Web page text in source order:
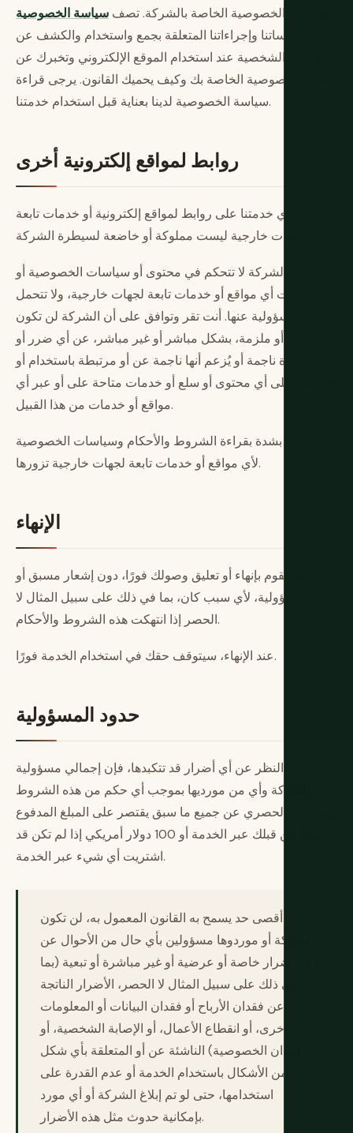
لسياسة الخصوصية الخاصة بالشركة. تصف سياسة الخصوصية
سياساتنا وإجراءاتنا المتعلقة بجمع واستخدام والكشف عن
معلوماتك الشخصية عند استخدام الموقع الإلكتروني وتخبرك عن
حقوق الخصوصية الخاصة بك وكيف يحميك القانون. يرجى قراءة
سياسة الخصوصية لدينا بعناية قبل استخدام خدمتنا.
روابط لمواقع إلكترونية أخرى
قد تحتوي خدمتنا على روابط لمواقع إلكترونية أو خدمات تابعة
الشركة لا تتحكم في محتوى أو سياسات الخصوصية أو
ممارسات أي مواقع أو خدمات تابعة لجهات خارجية، ولا تتحمل
أي مسؤولية عنها. أنت تقر وتوافق على أن الشركة لن تكون
مسؤولة أو ملزمة، بشكل مباشر أو غير مباشر، عن أي ضرر أو
خسارة ناجمة أو يُزعم أنها ناجمة عن أو مرتبطة باستخدام أو
الاعتماد على أي محتوى أو سلع أو خدمات متاحة على أو عبر أي
مواقع أو خدمات من هذا القبيل.
ننصحك بشدة بقراءة الشروط والأحكام وسياسات الخصوصية
لأي مواقع أو خدمات تابعة لجهات خارجية تزورها.
الإنهاء
قد نقوم بإنهاء أو تعليق وصولك فورًا، دون إشعار مسبق أو
مسؤولية، لأي سبب كان، بما في ذلك على سبيل المثال لا
الحصر إذا انتهكت هذه الشروط والأحكام.
عند الإنهاء، سيتوقف حقك في استخدام الخدمة فورًا.
حدود المسؤولية
بغض النظر عن أي أضرار قد تتكبدها، فإن إجمالي مسؤولية
الشركة وأي من مورديها بموجب أي حكم من هذه الشروط
وتعويضك الحصري عن جميع ما سبق يقتصر على المبلغ المدفوع
فعليًا من قبلك عبر الخدمة أو 100 دولار أمريكي إذا لم تكن قد
اشتريت أي شيء عبر الخدمة.
إلى أقصى حد يسمح به القانون المعمول به، لن تكون
الشركة أو موردوها مسؤولين بأي حال من الأحوال عن
أي أضرار خاصة أو عرضية أو غير مباشرة أو تبعية (بما
في ذلك على سبيل المثال لا الحصر، الأضرار الناتجة
عن فقدان الأرباح أو فقدان البيانات أو المعلومات
الأخرى، أو انقطاع الأعمال، أو الإصابة الشخصية، أو
فقدان الخصوصية) الناشئة عن أو المتعلقة بأي شكل
من الأشكال باستخدام الخدمة أو عدم القدرة على
استخدامها، حتى لو تم إبلاغ الشركة أو أي مورد
بإمكانية حدوث مثل هذه الأضرار.